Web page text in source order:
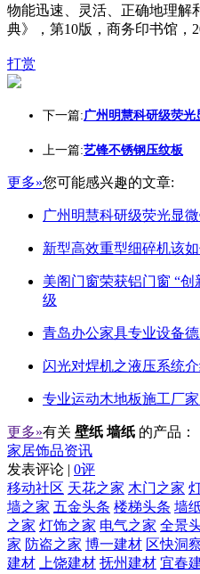
物能迅速、灵活、正确地理解
典》，第10版，商务印书馆，
打赏
下一篇:广州明慧科研级荧光
上一篇:艺锋不锈钢压纹板
更多»您可能感兴趣的文章:
广州明慧科研级荧光显
新型高效重型细碎机该
美阁门窗荣获铝门窗 “
级
青岛办公家具专业设备
闪光对焊机之液压系统
专业运动木地板施工厂
更多»有关 壁纸 墙纸 的产品：
家居饰品资讯
发表评论 | 0评
移动社区 天花之家 木门之家
墙之家 五金头条 楼梯头条 墙
之家 灯饰之家 电气之家 全景
家 防盗之家 博一建材 区快洞
建材
上饶建材 抚州建材 宜春